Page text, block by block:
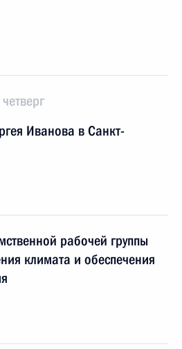
Иванова в Санкт-
рабочей группы
климата и обеспечения